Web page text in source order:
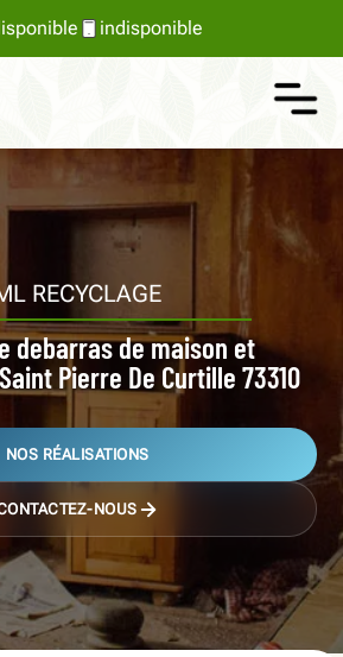
indisponible
RECYCLAGE
debarras de maison et
Pierre De Curtille 73310
NOS RÉALISATIONS
NOUS